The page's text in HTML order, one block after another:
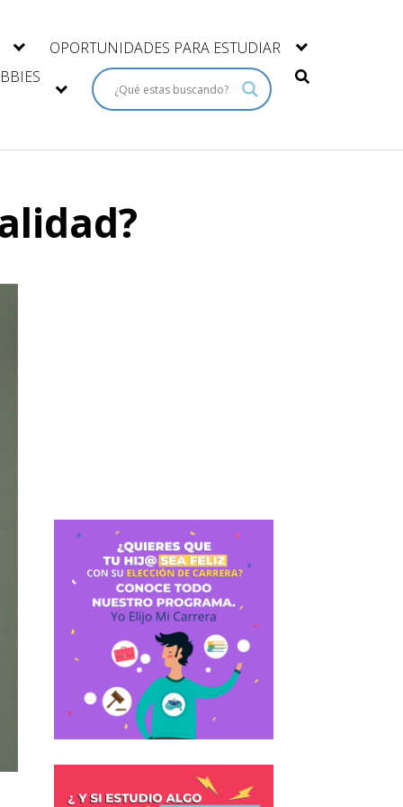
OPORTUNIDADES PARA ESTUDIAR